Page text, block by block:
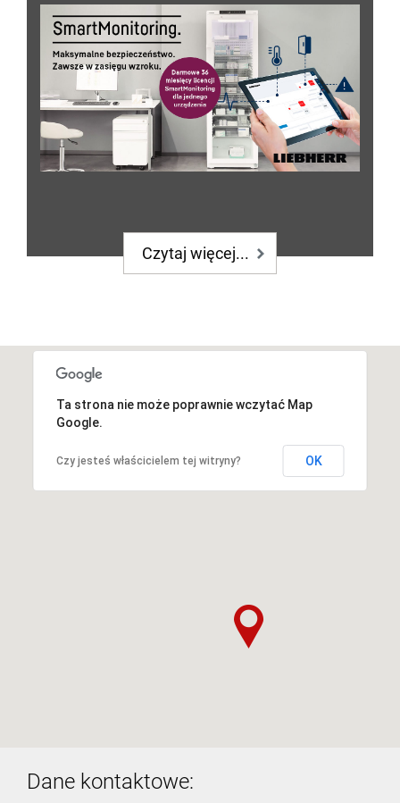
Czytaj więcej...
Ta strona nie może poprawnie wczytać Map
Google.
Czy jesteś właścicielem tej witryny? OK
Dane kontaktowe: